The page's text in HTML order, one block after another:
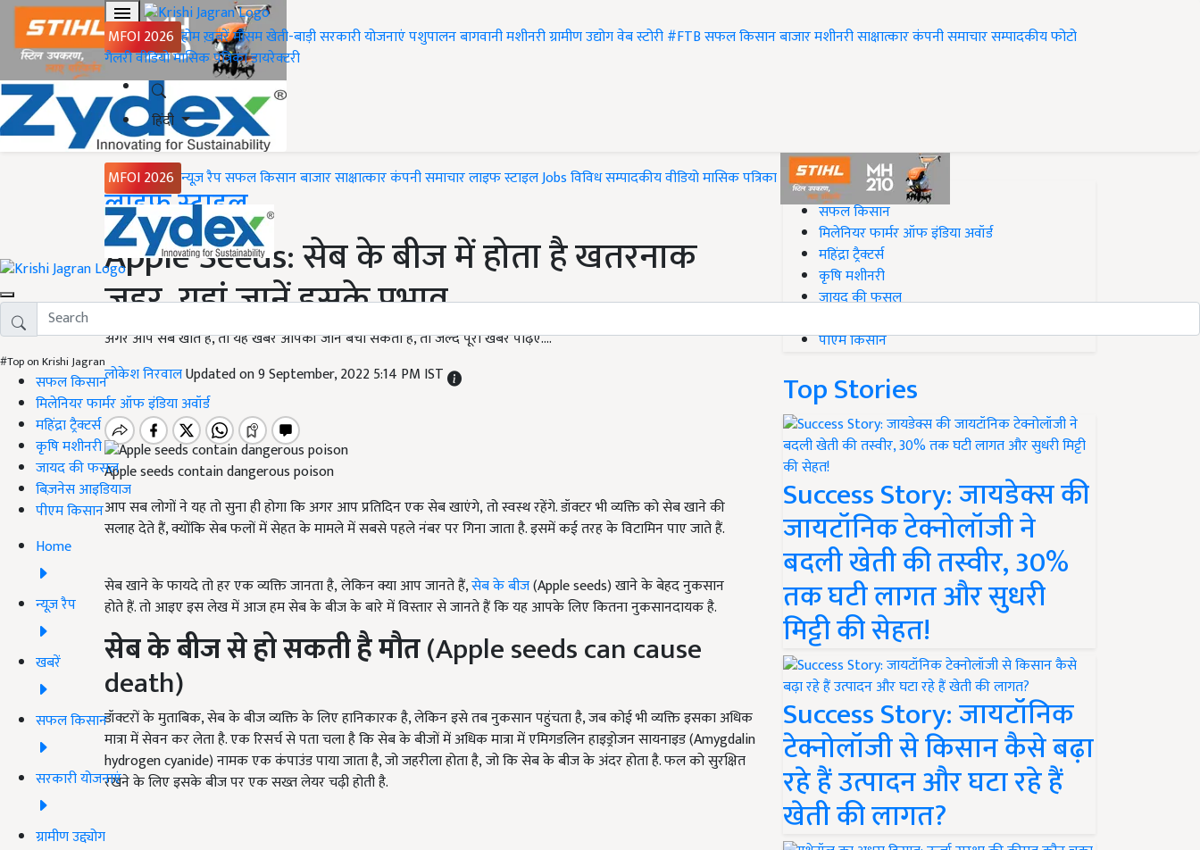
MFOI 2026 होमख़बरेंमौसमखेती-बाड़ीसरकारी योजनाएंपशुपालनबागवानीमशीनरीग्रामीण उद्योगवेब स्टोरी#FTBसफल किसानबाजारमशीनरीसाक्षात्कारकंपनी समाचारसम्पादकीयफोटो
गैलरीवीडियोमासिक पत्रिकाडायरेक्टरी
हिंदी
MFOI 2026 न्यूज़ रैपसफल किसानबाजारसाक्षात्कारकंपनी समाचारलाइफ स्टाइलJobsविविधसम्पादकीयवीडियोमासिक पत्रिका
#Top on Krishi Jagran
सफल किसान
मिलेनियर फार्मर ऑफ इंडिया अवॉर्ड
महिंद्रा ट्रैक्टर्स
कृषि मशीनरी
जायद की फसल
बिज़नेस आइडियाज
पीएम किसान
Home
न्यूज़ रैप
खबरें
सफल किसान
सरकारी योजनाएं
ग्रामीण उद्द्योग
Home
लाइफ स्टाइल
Apple Seeds: सेब के बीज में होता है खतरनाक
जहर, यहां जानें इसके प्रभाव
अगर आप सेब खाते हैं, तो यह खबर आपकी जान बचा सकती है, तो जल्द पूरी खबर पढ़िए....
लोकेश निरवालUpdated on 9 September, 2022 5:14 PM IST
Apple seeds contain dangerous poison
आप सब लोगों ने यह तो सुना ही होगा कि अगर आप प्रतिदिन एक सेब खाएंगे, तो स्वस्थ रहेंगे. डॉक्टर भी व्यक्ति को सेब खाने की
सलाह देते हैं, क्योंकि सेब फलों में सेहत के मामले में सबसे पहले नंबर पर गिना जाता है. इसमें कई तरह के विटामिन पाए जाते हैं.
सेब खाने के फायदे तो हर एक व्यक्ति जानता है, लेकिन क्या आप जानते हैं,सेब के बीज(Apple seeds) खाने के बेहद नुकसान
होते हैं. तो आइए इस लेख में आज हम सेब के बीज के बारे में विस्तार से जानते हैं कि यह आपके लिए कितना नुकसानदायक है.
सेब के बीज से हो सकती है मौत(Apple seeds can cause
death)
डॉक्टरों के मुताबिक, सेब के बीज व्यक्ति के लिए हानिकारक है, लेकिन इसे तब नुकसान पहुंचता है, जब कोई भी व्यक्ति इसका अधिक
मात्रा में सेवन कर लेता है. एक रिसर्च से पता चला है कि सेब के बीजों में अधिक मात्रा में एमिगडलिन हाइड्रोजन सायनाइड (Amygdalin
hydrogen cyanide) नामक एक कंपाउंड पाया जाता है, जो जहरीला होता है, जो कि सेब के बीज के अंदर होता है. फल को सुरक्षित
रखने के लिए इसके बीज पर एक सख्त लेयर चढ़ी होती है.
#Top on Krishi Jagran
सफल किसान
मिलेनियर फार्मर ऑफ इंडिया अवॉर्ड
महिंद्रा ट्रैक्टर्स
कृषि मशीनरी
जायद की फसल
पीएम किसान
Top Stories
Success Story: जायडेक्स की
जायटॉनिक टेक्नोलॉजी ने
बदली खेती की तस्वीर, 30%
तक घटी लागत और सुधरी
मिट्टी की सेहत!
Success Story: जायटॉनिक
टेक्नोलॉजी से किसान कैसे बढ़ा
रहे हैं उत्पादन और घटा रहे हैं
खेती की लागत?